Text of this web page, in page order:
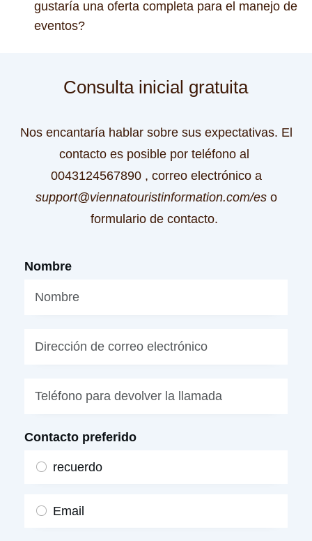
gustaría una oferta completa para el manejo de
eventos?
Consulta inicial gratuita
Nos encantaría hablar sobre sus expectativas. El
contacto es posible por teléfono al
0043124567890, correo electrónico a
support@viennatouristinformation.com/eso
formulario de contacto.
Nombre
Contacto preferido
recuerdo
Email